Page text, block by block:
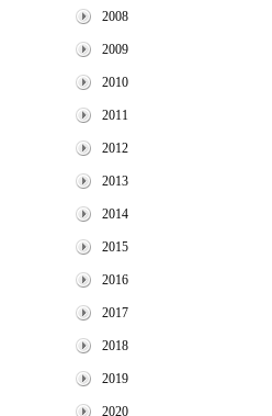
2008
2009
2010
2011
2012
2013
2014
2015
2016
2017
2018
2019
2020